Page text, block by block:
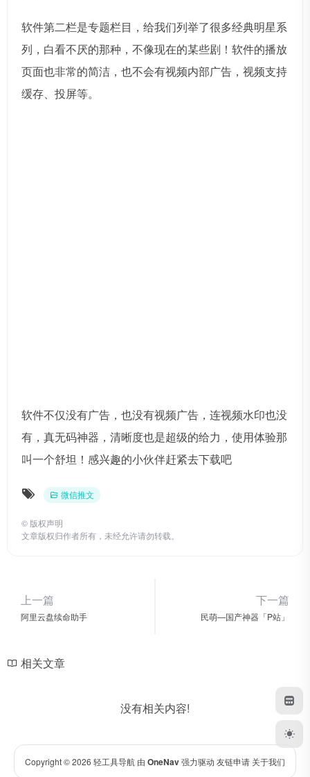
软件第二栏是专题栏目，给我们列举了很多经典明星系
列，白看不厌的那种，不像现在的某些剧！软件的播放
页面也非常的简洁，也不会有视频内部广告，视频支持
缓存、投屏等。
软件不仅没有广告，也没有视频广告，连视频水印也没
有，真无码神器，清晰度也是超级的给力，使用体验那
叫一个舒坦！感兴趣的小伙伴赶紧去下载吧
微信推文
© 版权声明
文章版权归作者所有，未经允许请勿转载。
上一篇
阿里云盘续命助手
下一篇
民萌—国产神器「P站」
相关文章
没有相关内容!
Copyright © 2026 轻工具导航 由 OneNav强力驱动 友链申请 关于我们